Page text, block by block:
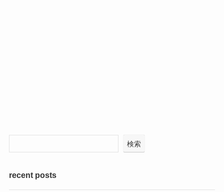
検索
recent posts